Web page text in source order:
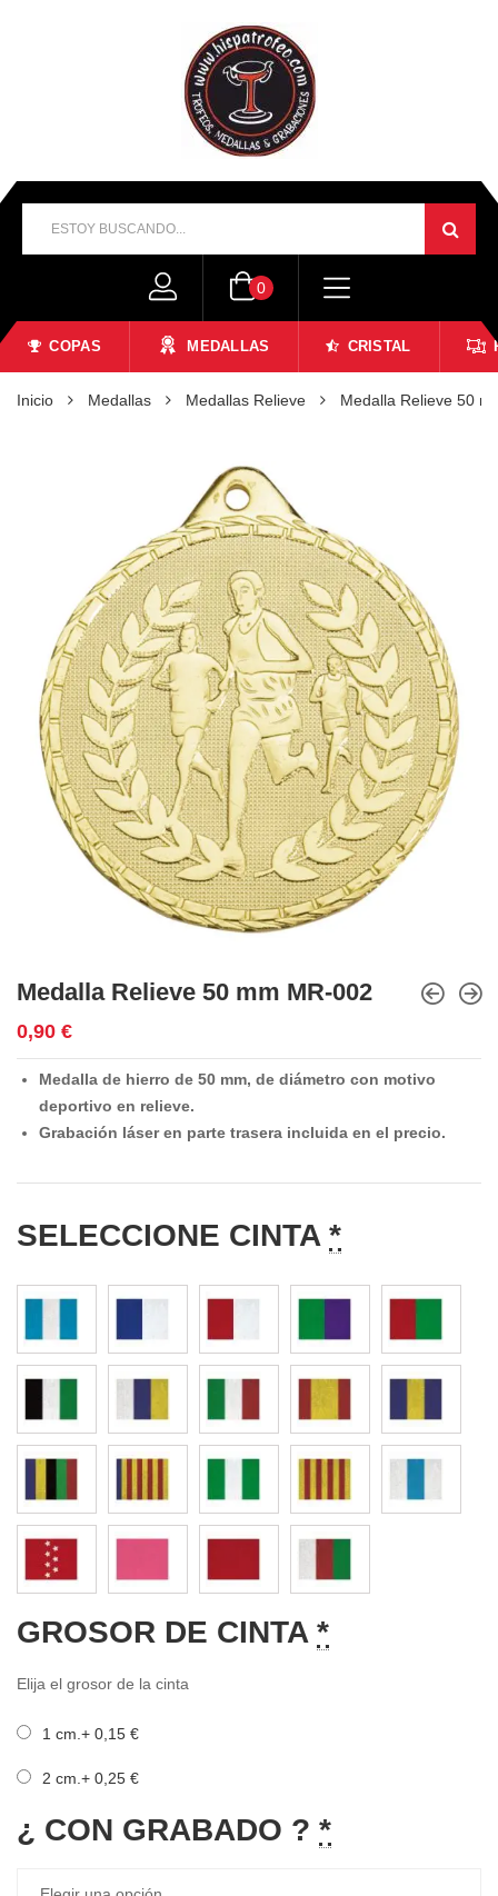
0
COPAS MEDALLAS CRISTAL
Inicio Medallas Medallas Relieve Medalla Relieve 50
Medalla Relieve 50 mm MR-002
0,90 €
Medalla de hierro de 50 mm, de diámetro con motivo
deportivo en relieve.
Grabación láser en parte trasera incluida en el precio.
SELECCIONE CINTA *
GROSOR DE CINTA *
Elija el grosor de la cinta
1 cm. + 0,15 €
2 cm. + 0,25 €
¿ CON GRABADO ? *